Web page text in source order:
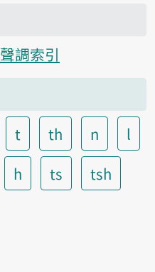
聲調索引
t th n
l
h ts
tsh